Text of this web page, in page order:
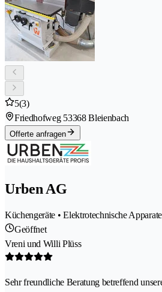
5(3)
Friedhofweg 53368 Bleienbach
Offerte anfragen
Urben AG
Küchengeräte • Elektrotechnische
Geöffnet
Vreni und Willi Plüss
Sehr freundliche Beratung betreffend